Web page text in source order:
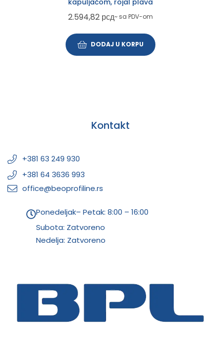
2.594,82 рсд~ sa PDV-om
DODAJ U KORPU
Kontakt
+381 63 249 930
+381 64 3636 993
office@beoprofiline.rs
Ponedeljak– Petak: 8:00 – 16:00
Subota: Zatvoreno
Nedelja: Zatvoreno